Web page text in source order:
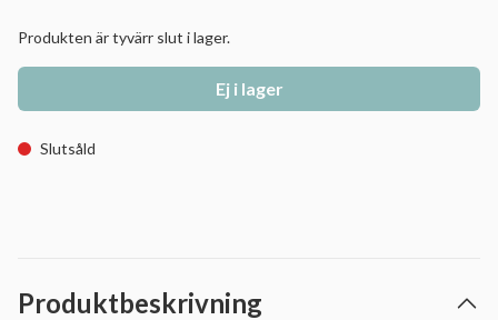
Produkten är tyvärr slut i lager.
Ej i lager
Slutsåld
Produktbeskrivning